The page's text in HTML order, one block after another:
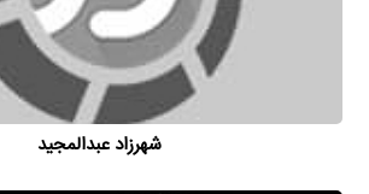
شهرزاد عبدالمجید